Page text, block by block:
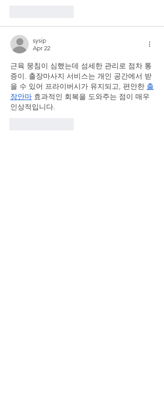
sysip
Apr 22
근육 뭉침이 심했는데 섬세한 관리로 점차 통
증이. 출장마사지 서비스는 개인 공간에서 받
을 수 있어 프라이버시가 유지되고, 편안한 출
장안마 효과적인 회복을 도와주는 점이 매우
인상적입니다.